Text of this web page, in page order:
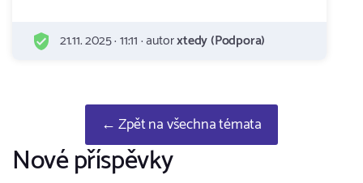
21.11. 2025 · 11:11 · autorxtedy (Podpora)
← Zpět na všechna témata
Nové příspěvky